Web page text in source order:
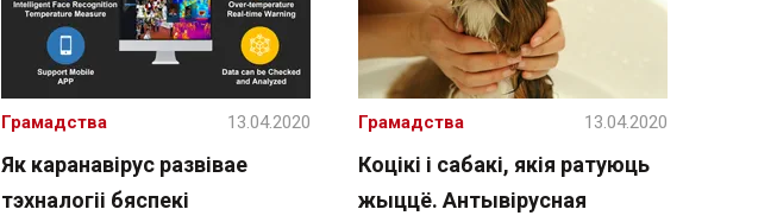
Як каранавірус развівае
тэхналогіі бяспекі
Грамадства 13.04.2020
Коцікі і сабакі, якія ратуюць
жыццё. Антывірусная
Грамадства 13.04.2020